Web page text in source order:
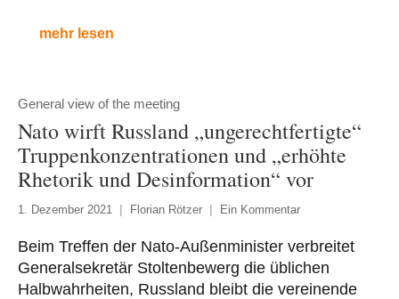
mehr lesen
General view of the meeting
Nato wirft Russland „ungerechtfertigte“
Truppenkonzentrationen und „erhöhte
Rhetorik und Desinformation“ vor
1. Dezember 2021 Florian Rötzer Ein Kommentar
Beim Treffen der Nato-Außenminister verbreitet
Generalsekretär Stoltenbewerg die üblichen
Halbwahrheiten, Russland bleibt die vereinende